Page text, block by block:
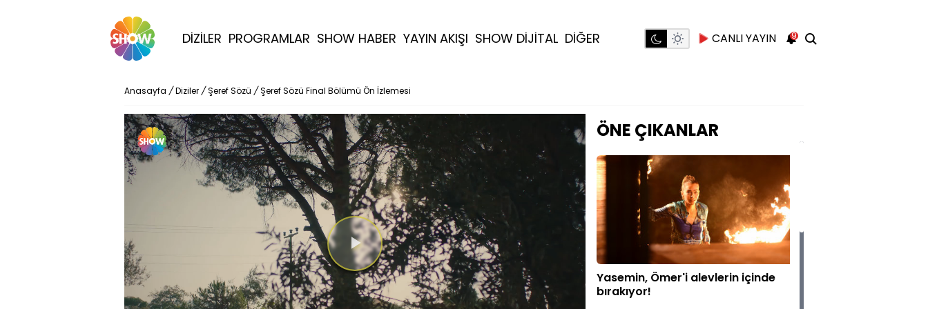
DİZİLER PROGRAMLAR SHOW HABER YAYIN AKIŞI SHOW DİJİTAL DİĞER CANLI YAYIN 9
Anasayfa / Diziler / Şeref Sözü / Şeref Sözü Final Bölümü Ön İzlemesi
Videoyu
Oynat
ÖNE ÇIKANLAR
Yasemin, Ömer'i alevlerin içinde
bırakıyor!